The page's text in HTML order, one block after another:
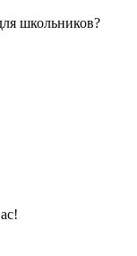
школьников?